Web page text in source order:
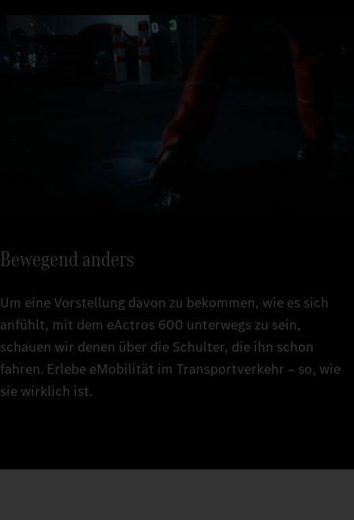
Bewegend anders
Um eine Vorstellung davon zu bekommen, wie es sich
anfühlt, mit dem eActros 600 unterwegs zu sein,
schauen wir denen über die Schulter, die ihn schon
fahren. Erlebe eMobilität im Transportverkehr – so, wie
sie wirklich ist.